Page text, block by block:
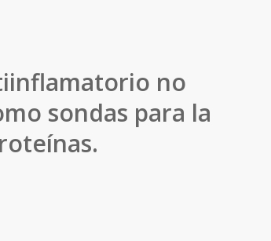
no
sondas para la